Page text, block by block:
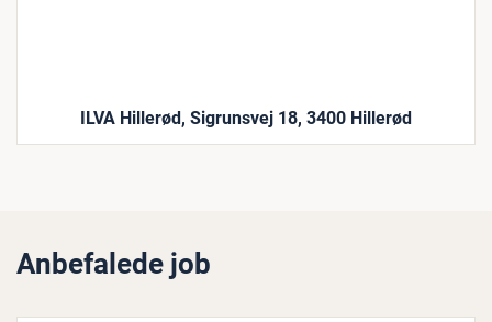
ILVA Hillerød, Sigrunsvej 18, 3400 Hillerød
Anbefalede job